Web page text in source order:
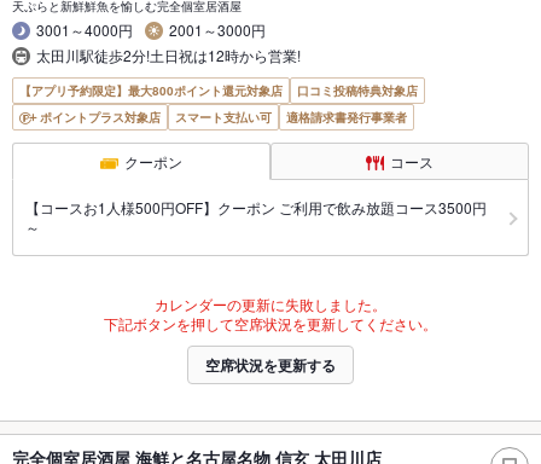
天ぷらと新鮮鮮魚を愉しむ完全個室居酒屋
3001～4000円
2001～3000円
太田川駅徒歩2分!土日祝は12時から営業!
【アプリ予約限定】最大800ポイント還元対象店
口コミ投稿特典対象店
ポイントプラス対象店
スマート支払い可 適格請求書発行事業者
クーポン コース
【コースお1人様500円OFF】クーポン ご利用で飲み放題コース3500円
～
カレンダーの更新に失敗しました。
下記ボタンを押して空席状況を更新してください。
空席状況を更新する
完全個室居酒屋 海鮮と名古屋名物 信玄 太田川店